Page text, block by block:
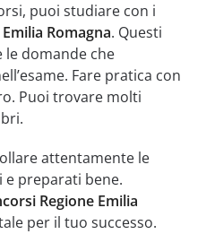
puoi studiare con i
Romagna. Questi
le domande che
Fare pratica con
Puoi trovare molti
attentamente le
e preparati bene.
Regione Emilia
per il tuo successo.